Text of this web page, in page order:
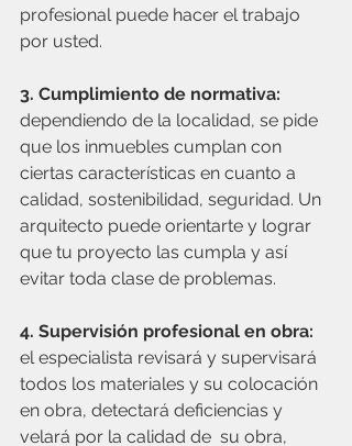
profesional puede hacer el trabajo
por usted.
3. Cumplimiento de normativa:
dependiendo de la localidad, se pide
que los inmuebles cumplan con
ciertas características en cuanto a
calidad, sostenibilidad, seguridad. Un
arquitecto puede orientarte y lograr
que tu proyecto las cumpla y así
evitar toda clase de problemas.
4. Supervisión profesional en obra:
el especialista revisará y supervisará
todos los materiales y su colocación
en obra, detectará deficiencias y
velará por la calidad de  su obra,